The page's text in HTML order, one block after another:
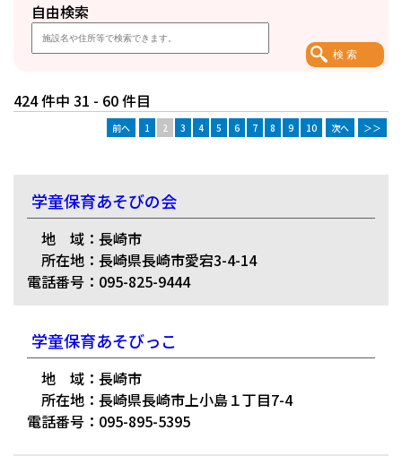
自由検索
424 件中 31 - 60 件目
前へ 1 2 3 4 5 6 7 8 9 10 次へ ＞＞
学童保育あそびの会
地 域：長崎市
所在地：長崎県長崎市愛宕3-4-14
電話番号：095-825-9444
学童保育あそびっこ
地 域：長崎市
所在地：長崎県長崎市上小島１丁目7-4
電話番号：095-895-5395